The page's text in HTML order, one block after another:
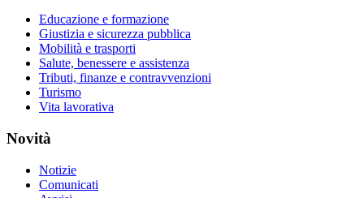
Educazione e formazione
Giustizia e sicurezza pubblica
Mobilità e trasporti
Salute, benessere e assistenza
Tributi, finanze e contravvenzioni
Turismo
Vita lavorativa
Novità
Notizie
Comunicati